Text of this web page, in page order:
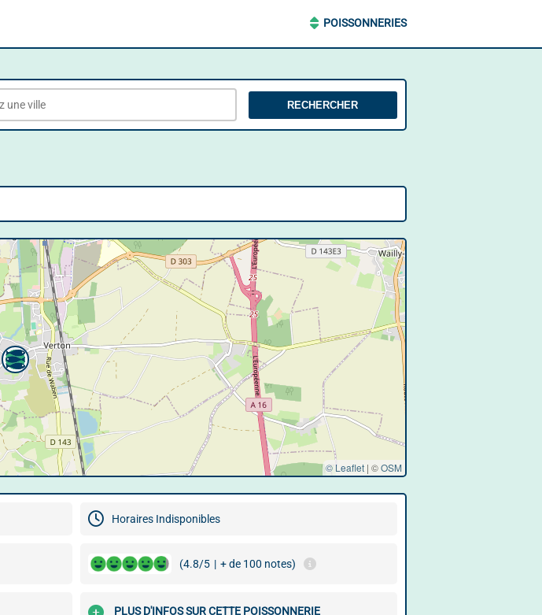
POISSONNERIES
RECHERCHER
© Leaflet | ©OSM
Horaires Indisponibles
(4.8/5 | + de 100 notes)
PLUS D'INFOS SUR CETTE POISSONNERIE